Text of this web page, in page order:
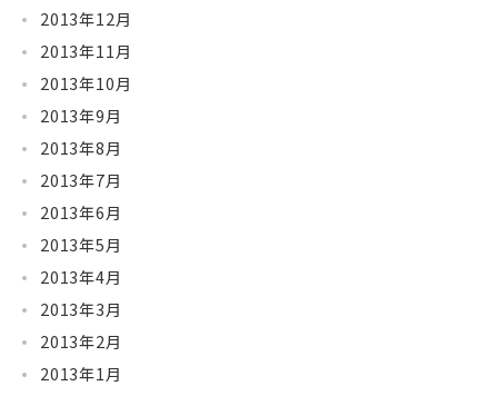
2013年12月
2013年11月
2013年10月
2013年9月
2013年8月
2013年7月
2013年6月
2013年5月
2013年4月
2013年3月
2013年2月
2013年1月